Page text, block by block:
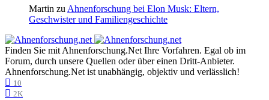
Martin zu Ahnenforschung bei Elon Musk: Eltern,
Geschwister und Familiengeschichte
Finden Sie mit Ahnenforschung.Net Ihre Vorfahren. Egal ob im
Forum, durch unsere Quellen oder über einen Dritt-Anbieter.
Ahnenforschung.Net ist unabhängig, objektiv und verlässlich!
10
2K